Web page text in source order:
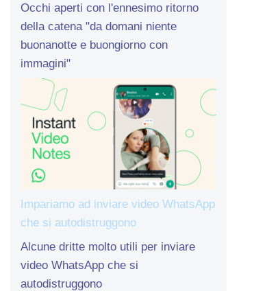
Occhi aperti con l'ennesimo ritorno
della catena "da domani niente
buonanotte e buongiorno con
immagini"
Impariamo ad inviare video WhatsApp
che si autodistruggono
Alcune dritte molto utili per inviare
video WhatsApp che si
autodistruggono